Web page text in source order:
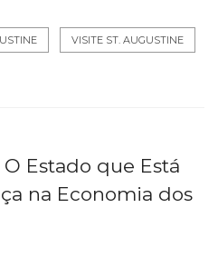
VISITE ST. AUGUSTINE
Estado que Está
na Economia dos